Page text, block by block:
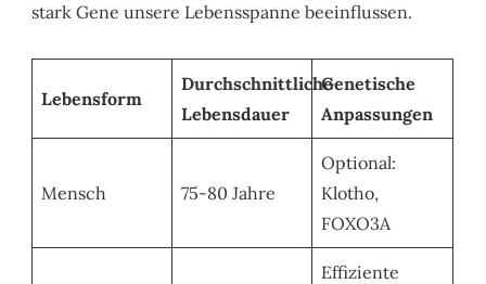
stark Gene unsere Lebensspanne beeinflussen.
Lebensform
Durchschnittliche
Lebensdauer
Genetische
Anpassungen
Mensch 75-80 Jahre
Optional:
Klotho,
FOXO3A
Effiziente